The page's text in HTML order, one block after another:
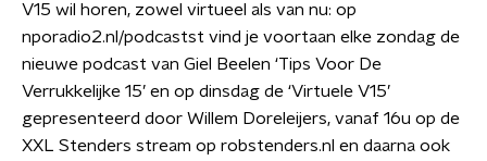
V15 wil horen, zowel virtueel als van nu: op
nporadio2.nl/podcastst vind je voortaan elke zondag de
nieuwe podcast van Giel Beelen ‘Tips Voor De
Verrukkelijke 15’ en op dinsdag de ‘Virtuele V15’
gepresenteerd door Willem Doreleijers, vanaf 16u op de
XXL Stenders stream op robstenders.nl en daarna ook